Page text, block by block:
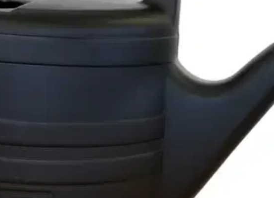
Se on Kotimainen, kestävä ja laadukas. Saatavana vain mustana.
päässä jakaa veden kevyeksi sateenomaiseksi suihkuksi, joka ei vahingoita